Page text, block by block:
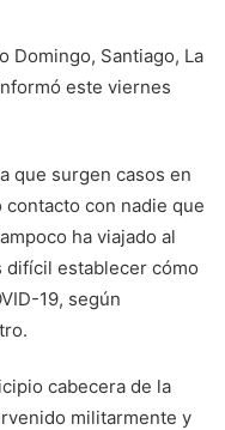
Domingo, Santiago, La
este viernes
que surgen casos en
con nadie que
ha viajado al
difícil establecer cómo
19, según
cabecera de la
militarmente y